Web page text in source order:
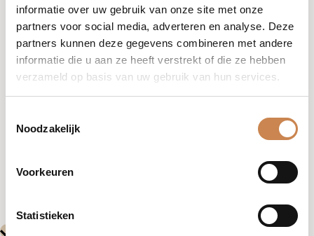
informatie over uw gebruik van onze site met onze
partners voor social media, adverteren en analyse. Deze
partners kunnen deze gegevens combineren met andere
informatie die u aan ze heeft verstrekt of die ze hebben
verzameld op basis van uw gebruik van hun services.
Noodzakelijk
Voorkeuren
Statistieken
Evenementen
Volgende